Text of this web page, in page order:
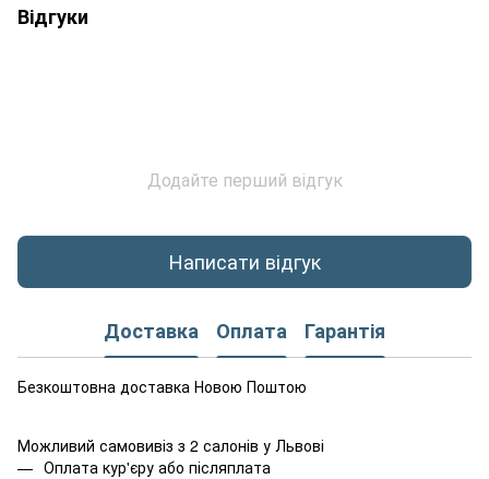
Відгуки
Додайте перший відгук
Написати відгук
Доставка Оплата Гарантія
Безкоштовна доставка Новою Поштою
Можливий самовивіз з 2 салонів у Львові
Оплата кур'єру або післяплата